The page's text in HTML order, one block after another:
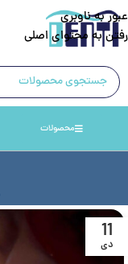
عبور به ناوبری
رفتن به محتوای اصلی
محصولات
11
دی